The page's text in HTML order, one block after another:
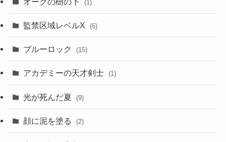
(1)
監禁区域レベルX (6)
ブルーロック (15)
アカデミーの天才剣士 (1)
光が死んだ夏 (9)
顔に泥を塗る (2)